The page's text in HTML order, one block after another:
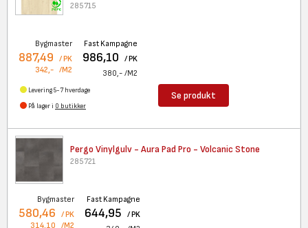
285715
Bygmaster
887,49 / PK
342,- /M2
Fast Kampagne
986,10 / PK
380,- /M2
Levering 5-7 hverdage
På lager i 0 butikker
Se produkt
Pergo Vinylgulv - Aura Pad Pro - Volcanic Stone
285721
Bygmaster
580,46 / PK
314,10 /M2
Fast Kampagne
644,95 / PK